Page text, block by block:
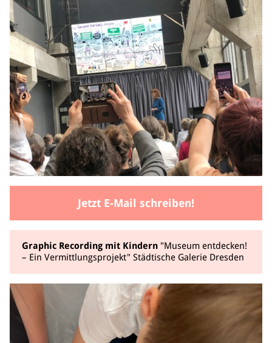
Jetzt E-Mail schreiben!
Graphic Recording mit Kindern "Museum entdecken!
– Ein Vermittlungsprojekt" Städtische Galerie Dresden